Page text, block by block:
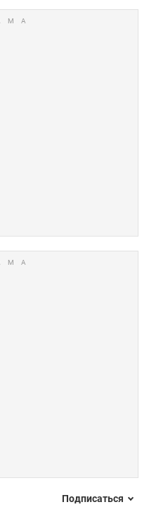
Подписаться